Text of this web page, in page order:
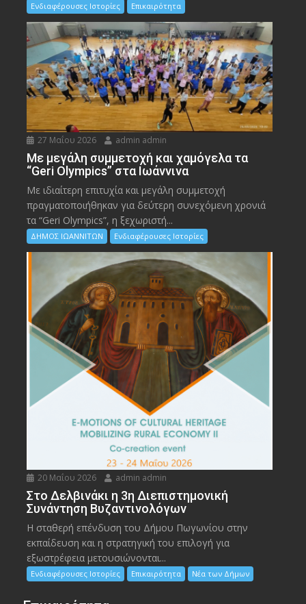
Ενδιαφέρουσες Ιστορίες Επικαιρότητα
27 Μαΐου 2026 admin admin
Με μεγάλη συμμετοχή και χαμόγελα τα
“Geri Olympics” στα Ιωάννινα
Με ιδιαίτερη επιτυχία και μεγάλη συμμετοχή
πραγματοποιήθηκαν για δεύτερη συνεχόμενη χρονιά
τα “Geri Olympics”, η ξεχωριστή...
ΔΗΜΟΣ ΙΩΑΝΝΙΤΩΝ Ενδιαφέρουσες Ιστορίες
20 Μαΐου 2026 admin admin
Στο Δελβινάκι η 3η Διεπιστημονική
Συνάντηση Βυζαντινολόγων
Η σταθερή επένδυση του Δήμου Πωγωνίου στην
εκπαίδευση και η στρατηγική του επιλογή για
εξωστρέφεια μετουσιώνονται...
Ενδιαφέρουσες Ιστορίες Επικαιρότητα Νέα των Δήμων